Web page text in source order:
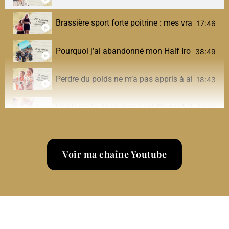
Brassière sport forte poitrine : mes vraies17:46
Pourquoi j’ai abandonné mon Half Ironman (et
38:49
Perdre du poids ne m’a pas appris à aimer
18:43
Une journée dans mon assiette post-sleeve
22:31
Voir ma chaîne Youtube